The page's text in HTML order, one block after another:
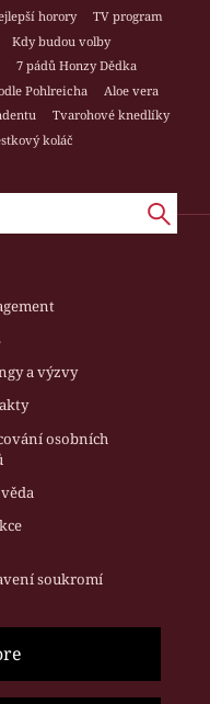
horory
TV program
Kdy budou volby
7 pádů Honzy Dědka
Pohlreicha
Aloe vera
Tvarohové knedlíky
koláč
a výzvy
osobních
soukromí